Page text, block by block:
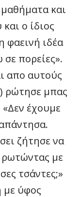
και
ο ίδιος
φαεινή ιδέα
πορείες».
απο αυτούς
ρώτησε μπας
«Δεν έχουμε
ζήτησε να
ρωτώντας με
τσάντες;»
με ύφος